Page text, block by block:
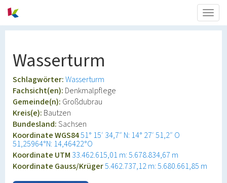
Wasserturm
Schlagwörter:Wasserturm
Fachsicht(en): Denkmalpflege
Gemeinde(n): Großdubrau
Kreis(e): Bautzen
Bundesland:Sachsen
Koordinate WGS8451° 15′ 34,7″ N: 14° 27′ 51,2″ O
51,25964°N: 14,46422°O
Koordinate UTM 33.462.615,01 m: 5.678.834,67 m
Koordinate Gauss/Krüger5.462.737,12 m: 5.680.661,85 m